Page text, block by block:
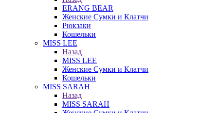
ERANG BEAR
Женские Сумки и Клатчи
Рюкзаки
Кошельки
MISS LEE
Назад
MISS LEE
Женские Сумки и Клатчи
Кошельки
MISS SARAH
Назад
MISS SARAH